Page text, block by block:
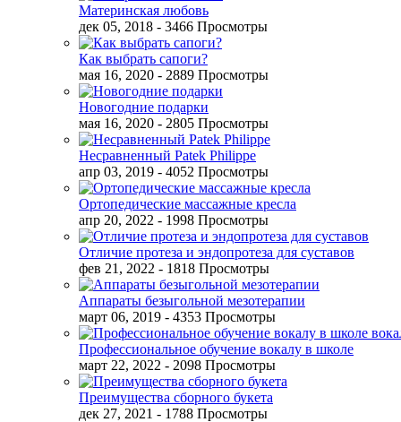
Материнская любовь
дек 05, 2018 - 3466 Просмотры
Как выбрать сапоги?
мая 16, 2020 - 2889 Просмотры
Новогодние подарки
мая 16, 2020 - 2805 Просмотры
Несравненный Patek Philippe
апр 03, 2019 - 4052 Просмотры
Ортопедические массажные кресла
апр 20, 2022 - 1998 Просмотры
Отличие протеза и эндопротеза для суставов
фев 21, 2022 - 1818 Просмотры
Аппараты безыгольной мезотерапии
март 06, 2019 - 4353 Просмотры
Профессиональное обучение вокалу в школе
март 22, 2022 - 2098 Просмотры
Преимущества сборного букета
дек 27, 2021 - 1788 Просмотры